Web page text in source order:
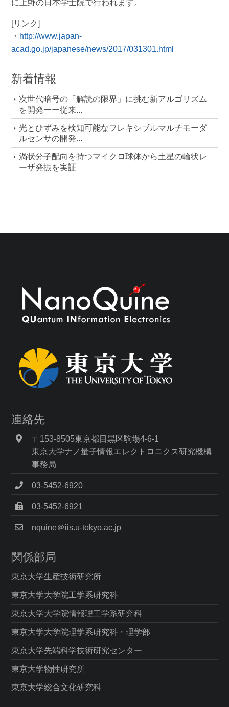
に上野の日本学士院で行われます。
[リンク]
・ http://www.japan-
acad.go.jp/japanese/news/2017/031301.html
新着情報
次世代暗号の「解読の限界」に挑む新アルゴリズム
を開発ーー従来...
光とひずみを検知可能なフレキシブルマルチモーダ
ルセンサの開発...
渦状分子配向を持つマイクロ球体から土星の輪状レ
ーザ発振を実証
連絡先
〒153-8505東京都目黒区駒場4-6-1
東京大学ナノ量子情報エレクトロニクス研究機構
事務局
03-5452-6920
03-5452-6921
nquine＠iis.u-tokyo.ac.jp
関係部局
東京大学生産技術研究所
東京大学大学院工学系研究科
東京大学大学院情報理工学系研究科
東京大学大学院理学系研究科・理学部
東京大学先端科学技術研究センター
東京大学物性研究所
東京大学総合文化研究科